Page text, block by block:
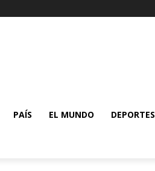
PAÍS EL MUNDO DEPORTES